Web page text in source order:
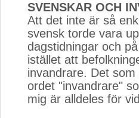
SVENSKAR OCH
Att det inte är så
svensk torde vara
dagstidningar och
istället att
invandrare. Det
ordet "invandrare"
mig är alldeles för